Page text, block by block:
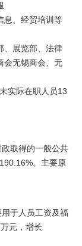
息、经贸培训等
、展览部、法律
会无锡商会、无
实际在职人员13
取得的一般公共
。主要原
于人员工资及福
元，增长